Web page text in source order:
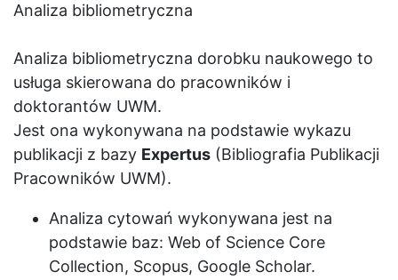
Analiza bibliometryczna
Analiza bibliometryczna dorobku naukowego to
usługa skierowana do pracowników i
doktorantów UWM.
Jest ona wykonywana na podstawie wykazu
publikacji z bazy Expertus (Bibliografia Publikacji
Pracowników UWM).
Analiza cytowań wykonywana jest na
podstawie baz: Web of Science Core
Collection, Scopus, Google Scholar.